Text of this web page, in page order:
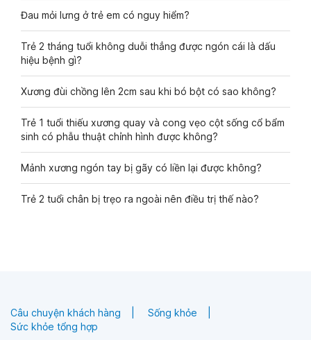
Đau mỏi lưng ở trẻ em có nguy hiểm?
Trẻ 2 tháng tuổi không duỗi thẳng được ngón cái là dấu
hiệu bệnh gì?
Xương đùi chồng lên 2cm sau khi bó bột có sao không?
Trẻ 1 tuổi thiếu xương quay và cong vẹo cột sống cổ bẩm
sinh có phẫu thuật chỉnh hình được không?
Mảnh xương ngón tay bị gãy có liền lại được không?
Trẻ 2 tuổi chân bị trẹo ra ngoài nên điều trị thế nào?
Câu chuyện khách hàng
Sống khỏe
Sức khỏe tổng hợp